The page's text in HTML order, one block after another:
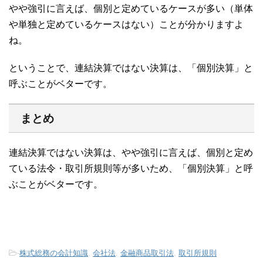
やや強引に言えば、個別と定めているケースが多い（単体
や単独と定めているケースはない）ことが分かりますよ
ね。
ということで、連結決算ではない決算は、「個別決算」と
呼ぶことがベターです。
まとめ
連結決算ではない決算は、やや強引に言えば、個別と定め
ている法令・取引所規則等が多いため、「個別決算」と呼
ぶことがベターです。
-株式総務の会計知識 会社法 金融商品取引法 取引所規則